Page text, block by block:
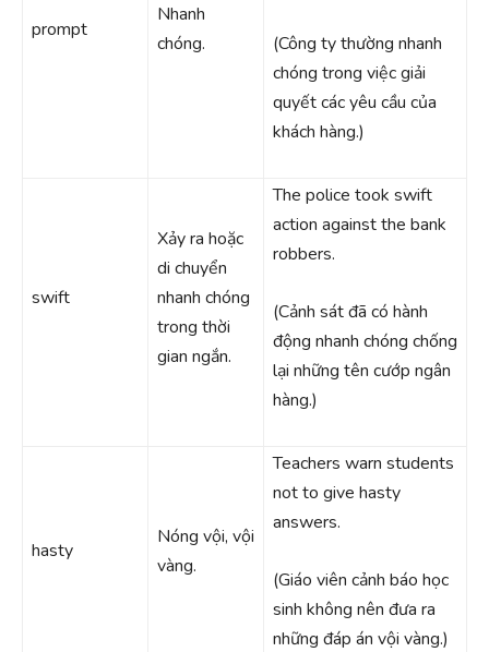
prompt
Nhanh
chóng.
(Công ty thường nhanh
chóng trong việc giải
quyết các yêu cầu của
khách hàng.)
swift
Xảy ra hoặc
di chuyển
nhanh chóng
trong thời
gian ngắn.
The police took swift
action against the bank
robbers.
(Cảnh sát đã có hành
động nhanh chóng chống
lại những tên cướp ngân
hàng.)
hasty
Nóng vội, vội
vàng.
Teachers warn students
not to give hasty
answers.
(Giáo viên cảnh báo học
sinh không nên đưa ra
những đáp án vội vàng.)